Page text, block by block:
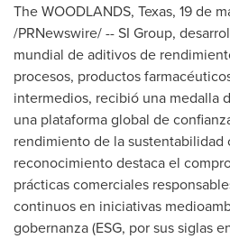
The WOODLANDS, Texas, 19 de
/PRNewswire/ -- SI Group,
mundial de aditivos de
procesos, productos
intermedios, recibió una medalla
una plataforma global de
rendimiento de la sustentabilidad
reconocimiento destaca el
prácticas comerciales
continuos en iniciativas
gobernanza (ESG, por sus siglas